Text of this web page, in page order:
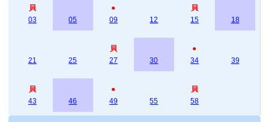
貝
03
05
●
09
12
貝
15
18
21 25
貝
27
30
●
34
39
貝
43
46
●
49
55
貝
58